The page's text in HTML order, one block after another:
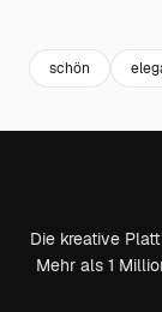
schön
Die kreative
Mehr als 1